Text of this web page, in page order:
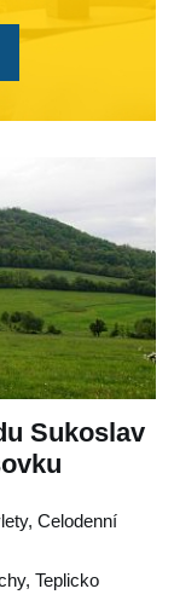
Sukoslav
Celodenní
, Teplicko